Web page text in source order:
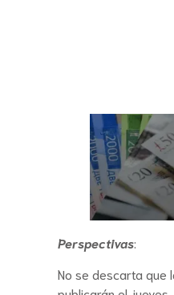
Perspectivas:
No se descarta que